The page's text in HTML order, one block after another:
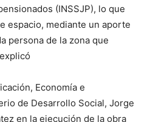
(INSSJP), lo que
espacio, mediante un aporte
persona de la zona que
Economía e
de Desarrollo Social, Jorge
en la ejecución de la obra